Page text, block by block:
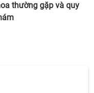
thường gặp và quy